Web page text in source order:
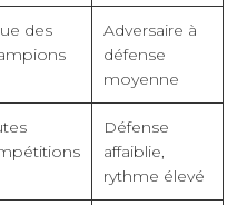
des
Adversaire à
défense
moyenne
Défense
affaiblie,
rythme élevé